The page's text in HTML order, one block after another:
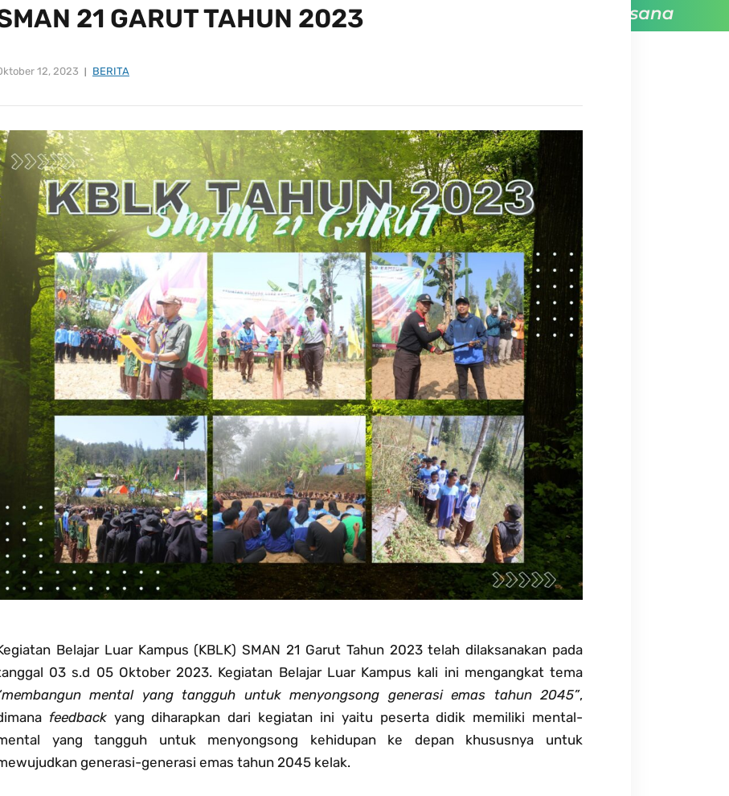
21 GARUT TAHUN 2023
12, 2023 BERITA
Belajar Luar Kampus (KBLK) SMAN 21 Garut Tahun 2023 telah dilaksanakan pada
03 s.d 05 Oktober 2023. Kegiatan Belajar Luar Kampus kali ini mengangkat tema
mental yang tangguh untuk menyongsong generasi emas tahun 2045”,
feedbackyang diharapkan dari kegiatan ini yaitu peserta didik memiliki mental-
yang tangguh untuk menyongsong kehidupan ke depan khususnya untuk
generasi-generasi emas tahun 2045 kelak.